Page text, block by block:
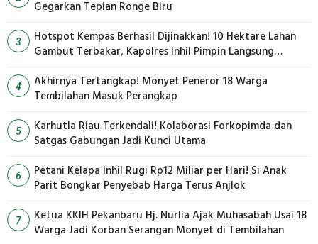
Gegarkan Tepian Ronge Biru
3
Hotspot Kempas Berhasil Dijinakkan! 10 Hektare Lahan
Gambut Terbakar, Kapolres Inhil Pimpin Langsung
4
Akhirnya Tertangkap! Monyet Peneror 18 Warga
Tembilahan Masuk Perangkap
5
Karhutla Riau Terkendali! Kolaborasi Forkopimda dan
Satgas Gabungan Jadi Kunci Utama
6
Petani Kelapa Inhil Rugi Rp12 Miliar per Hari! Si Anak
Parit Bongkar Penyebab Harga Terus Anjlok
7
Ketua KKIH Pekanbaru Hj. Nurlia Ajak Muhasabah Usai 18
Warga Jadi Korban Serangan Monyet di Tembilahan